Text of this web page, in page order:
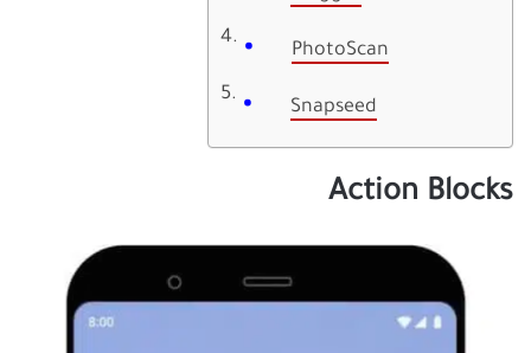
PhotoScan
Snapseed
Action Blocks